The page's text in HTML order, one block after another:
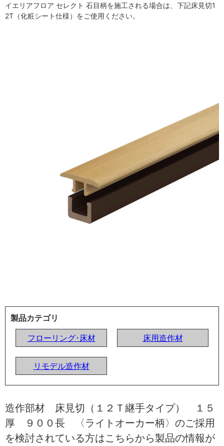
イエリアフロア セレクト 石目柄を施工される場合は、下記床見切1
2T（化粧シート仕様）をご使用ください。
製品カテゴリ
フローリング･床材
床用造作材
リモデル造作材
造作部材 床見切（１２Ｔ継手タイプ） １５
厚 ９００長 〈ライトオーカー柄〉のご採用
を検討されている方はこちらから製品の情報が